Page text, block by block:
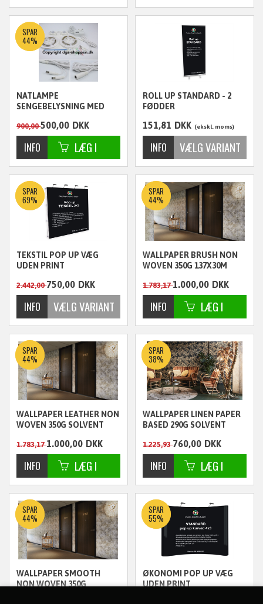
SPAR
44%
NATLAMPE
SENGEBELYSNING MED
RESTLAGER
900,00500,00 DKK
ekskl. moms
ROLL UP STANDARD - 2
FØDDER
151,81 DKK ekskl. moms
SPAR
69%
TEKSTIL POP UP VÆG
UDEN PRINT
2.442,00750,00 DKK
ekskl. moms
SPAR
44%
WALLPAPER BRUSH NON
WOVEN 350G 137X30M
1.783,171.000,00 DKK
ekskl. moms
SPAR
44%
WALLPAPER LEATHER NON
WOVEN 350G SOLVENT
1.783,171.000,00 DKK
ekskl. moms
SPAR
38%
WALLPAPER LINEN PAPER
BASED 290G SOLVENT
1.225,93760,00 DKK
ekskl. moms
SPAR
44%
WALLPAPER SMOOTH
NON WOVEN 350G
SPAR
55%
ØKONOMI POP UP VÆG
UDEN PRINT